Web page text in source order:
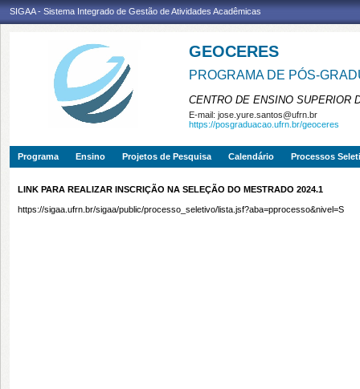
SIGAA - Sistema Integrado de Gestão de Atividades Acadêmicas
GEOCERES
PROGRAMA DE PÓS-
CENTRO DE ENSINO SUPERIOR
E-mail: jose.yure.santos@ufrn.br
https://posgraduacao.ufrn.br/geoceres
Programa Ensino Projetos de Pesquisa Calendário Processos
LINK PARA REALIZAR INSCRIÇÃO NA SELEÇÃO DO MESTRADO 2024.1
https://sigaa.ufrn.br/sigaa/public/processo_seletivo/lista.jsf?aba=pprocesso&nivel=S